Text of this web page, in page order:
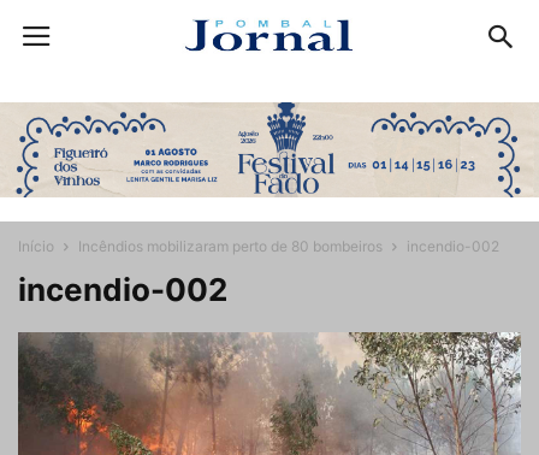
Início Incêndios mobilizaram perto de 80 bombeiros incendio-002
incendio-002